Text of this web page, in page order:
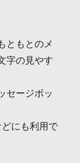
ともとのメ
字の見やす
セージボッ
にも利用で